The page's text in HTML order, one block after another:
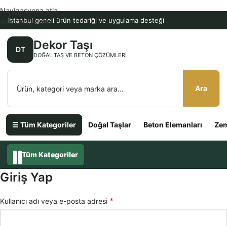
İstanbul geneli ürün tedariği ve uygulama desteği
DT Dekor Taşı
DOĞAL TAŞ VE BETON ÇÖZÜMLERI
Ara
☰ Tüm Kategoriler Doğal Taşlar Beton Elemanları
Navigasyona atla
Ana içeriğe atla
Tüm Kategoriler
Giriş Yap
Kullanıcı adı veya e-posta adresi *